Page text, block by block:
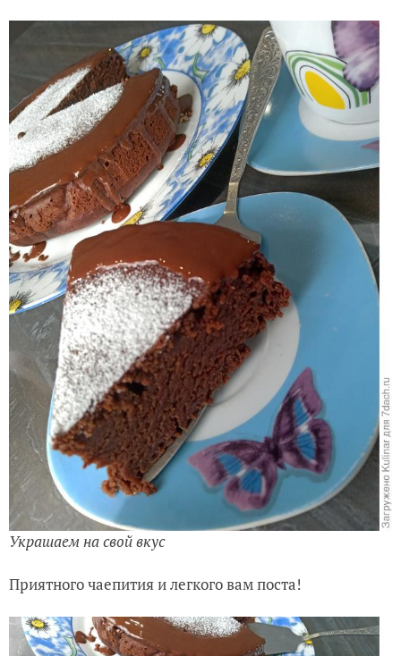
Украшаем на свой вкус
Приятного чаепития и легкого вам поста!